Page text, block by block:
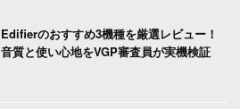
Edifierのおすすめ3機種を厳選レビュー！
音質と使い心地をVGP審査員が実機検証